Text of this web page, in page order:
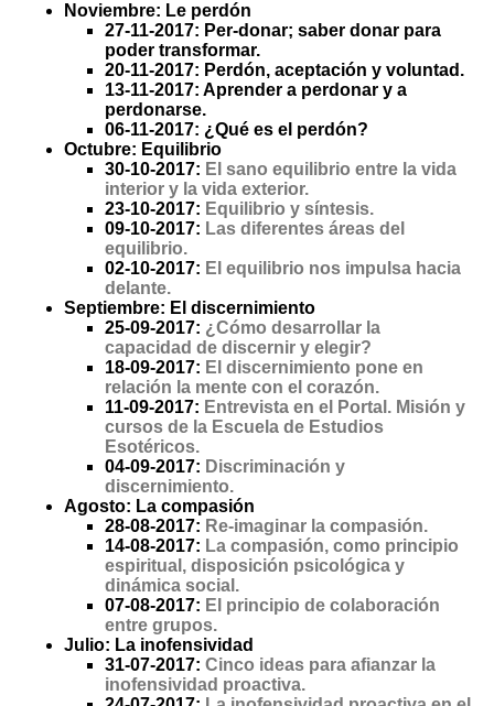
Noviembre: Le perdón
27-11-2017: Per-donar; saber donar para
poder transformar.
20-11-2017: Perdón, aceptación y voluntad.
13-11-2017: Aprender a perdonar y a
perdonarse.
06-11-2017: ¿Qué es el perdón?
Octubre: Equilibrio
30-10-2017: El sano equilibrio entre la vida
interior y la vida exterior.
23-10-2017: Equilibrio y síntesis.
09-10-2017: Las diferentes áreas del
equilibrio.
02-10-2017: El equilibrio nos impulsa hacia
delante.
Septiembre: El discernimiento
25-09-2017: ¿Cómo desarrollar la
capacidad de discernir y elegir?
18-09-2017: El discernimiento pone en
relación la mente con el corazón.
11-09-2017: Entrevista en el Portal. Misión y
cursos de la Escuela de Estudios
Esotéricos.
04-09-2017: Discriminación y
discernimiento.
Agosto: La compasión
28-08-2017: Re-imaginar la compasión.
14-08-2017: La compasión, como principio
espiritual, disposición psicológica y
dinámica social.
07-08-2017: El principio de colaboración
entre grupos.
Julio: La inofensividad
31-07-2017:Cinco ideas para afianzar la
inofensividad proactiva.